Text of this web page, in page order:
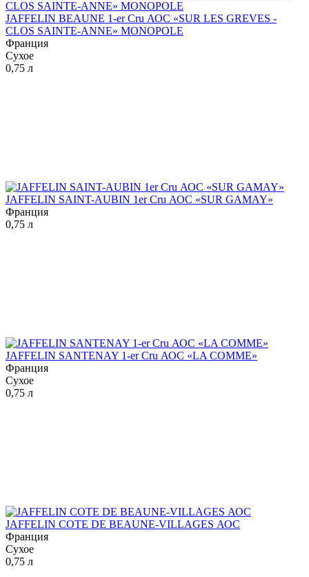
JAFFELIN BEAUNE 1-er Cru АОС «SUR LES GREVES -
CLOS SAINTE-ANNE» MONOPOLE
Франция
Сухое
0,75 л
JAFFELIN SAINT-AUBIN 1er Cru АОС «SUR GAMAY»
Франция
0,75 л
JAFFELIN SANTENAY 1-er Cru АОС «LA COMME»
Франция
Сухое
0,75 л
JAFFELIN COTE DE BEAUNE-VILLAGES АОС
Франция
Сухое
0,75 л